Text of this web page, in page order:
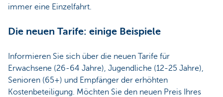
immer eine Einzelfahrt.
Die neuen Tarife: einige Beispiele
Informieren Sie sich über die neuen Tarife für
Erwachsene (26-64 Jahre), Jugendliche (12-25 Jahre),
Senioren (65+) und Empfänger der erhöhten
Kostenbeteiligung. Möchten Sie den neuen Preis Ihres